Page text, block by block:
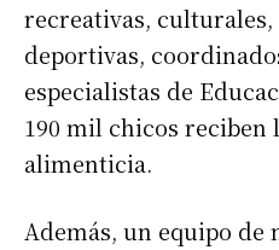
recreativas,
deportivas,
especialistas de
190 mil chicos reciben
alimenticia.
Además, un equipo